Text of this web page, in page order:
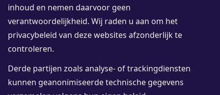
inhoud en nemen daarvoor geen
verantwoordelijkheid. Wij raden u aan om het
privacybeleid van deze websites afzonderlijk te
controleren.
Derde partijen zoals analyse- of trackingdiensten
kunnen geanonimiseerde technische gegevens